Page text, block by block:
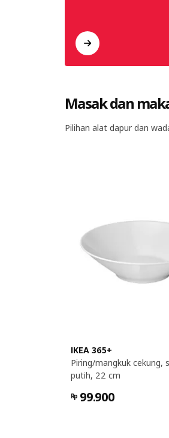
Masak dan
Pilihan alat dapur dan
IKEA 365+
Piring/mangkuk cekung,
putih, 22 cm
Rp 99.900